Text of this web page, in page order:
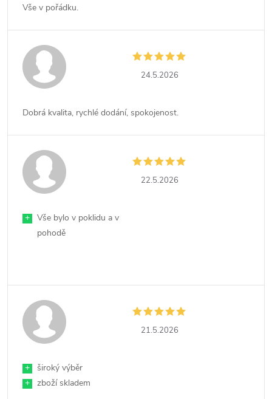
Vše v pořádku.
24.5.2026
Dobrá kvalita, rychlé dodání, spokojenost.
22.5.2026
+
Vše bylo v poklidu a v
pohodě
21.5.2026
+
široký výběr
+
zboží skladem